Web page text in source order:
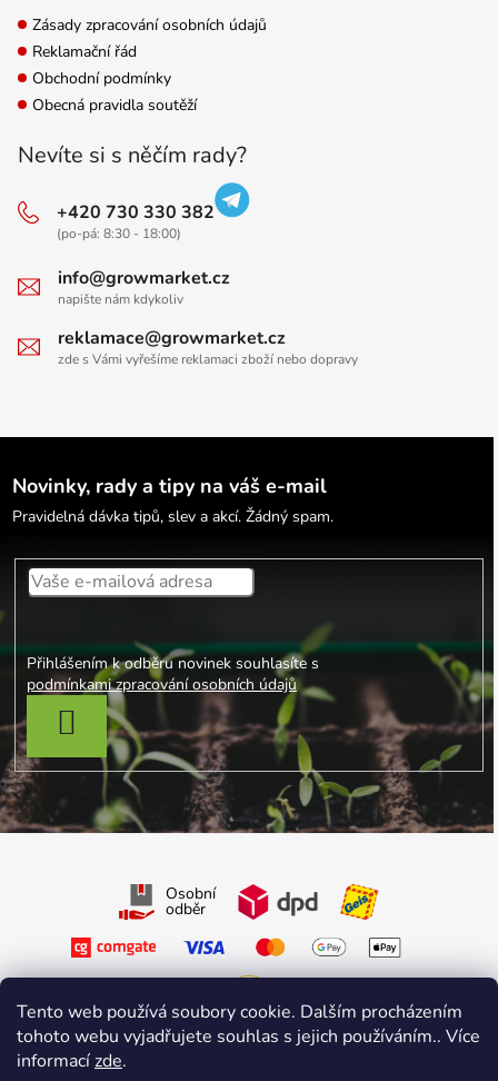
Tento web používá soubory cookie. Dalším procházením
tohoto webu vyjadřujete souhlas s jejich používáním.. Více
informacízde.
Zásady zpracování osobních údajů
Reklamační řád
Obchodní podmínky
Obecná pravidla soutěží
Nevíte si s něčím rady?
+420 730 330 382
(po-pá: 8:30 - 18:00)
info@growmarket.cz
napište nám kdykoliv
reklamace@growmarket.cz
zde s Vámi vyřešíme reklamaci zboží nebo dopravy
Novinky, rady a tipy na váš e-mail
Pravidelná dávka tipů, slev a akcí. Žádný spam.
Přihlášením k odběru novinek souhlasíte s
podmínkami zpracování osobních údajů
PŘIHLÁSIT SE
Osobní
odběr